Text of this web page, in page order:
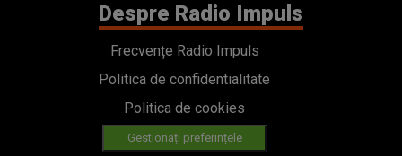
Despre Radio Impuls
Frecvențe Radio Impuls
Politica de confidentialitate
Politica de cookies
Gestionați preferințele